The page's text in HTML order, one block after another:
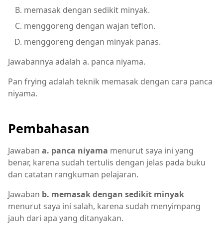
memasak dengan sedikit minyak.
menggoreng dengan wajan teflon.
menggoreng dengan minyak panas.
Jawabannya adalah a. panca niyama.
Pan frying adalah teknik memasak dengan cara panca
niyama.
Pembahasan
Jawaban a. panca niyama menurut saya ini yang
benar, karena sudah tertulis dengan jelas pada buku
dan catatan rangkuman pelajaran.
Jawaban b. memasak dengan sedikit minyak
menurut saya ini salah, karena sudah menyimpang
jauh dari apa yang ditanyakan.